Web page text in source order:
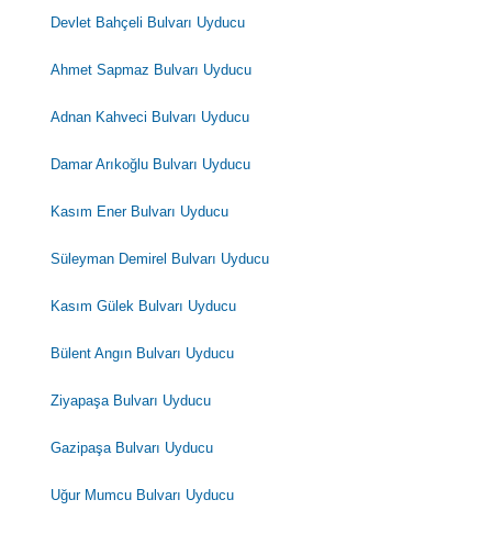
Devlet Bahçeli Bulvarı Uyducu
Ahmet Sapmaz Bulvarı Uyducu
Adnan Kahveci Bulvarı Uyducu
Damar Arıkoğlu Bulvarı Uyducu
Kasım Ener Bulvarı Uyducu
Süleyman Demirel Bulvarı Uyducu
Kasım Gülek Bulvarı Uyducu
Bülent Angın Bulvarı Uyducu
Ziyapaşa Bulvarı Uyducu
Gazipaşa Bulvarı Uyducu
Uğur Mumcu Bulvarı Uyducu